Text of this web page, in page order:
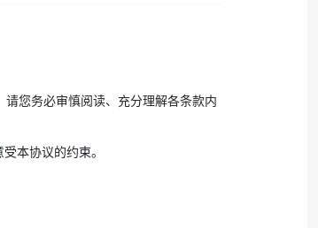
请您务必审慎阅读、充分理解各条款内
本协议的约束。